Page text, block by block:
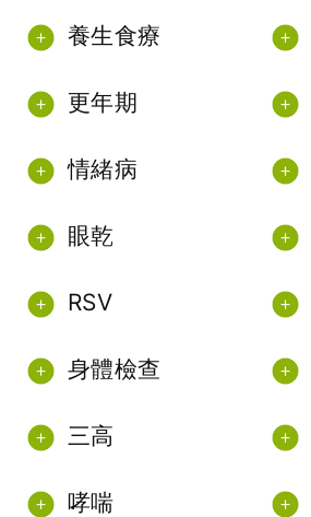
養生食療
更年期
情緒病
眼乾
RSV
身體檢查
三高
哮喘